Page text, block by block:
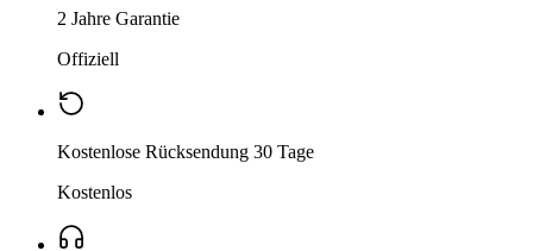
2 Jahre Garantie
Offiziell
Kostenlose Rücksendung 30 Tage
Kostenlos